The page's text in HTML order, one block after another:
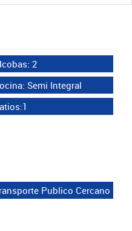
2
Semi Integral
Publico Cercano